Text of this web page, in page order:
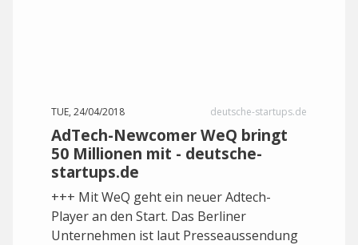
TUE, 24/04/2018 deutsche-startups.de
AdTech-Newcomer WeQ bringt
50 Millionen mit - deutsche-
startups.de
+++ Mit WeQ geht ein neuer Adtech-
Player an den Start. Das Berliner
Unternehmen ist laut Presseaussendung